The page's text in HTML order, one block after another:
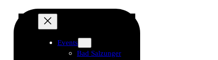
Events
Bad Salzunger